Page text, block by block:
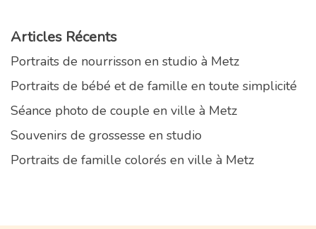
Articles Récents
Portraits de nourrisson en studio à Metz
Portraits de bébé et de famille en toute simplicité
Séance photo de couple en ville à Metz
Souvenirs de grossesse en studio
Portraits de famille colorés en ville à Metz